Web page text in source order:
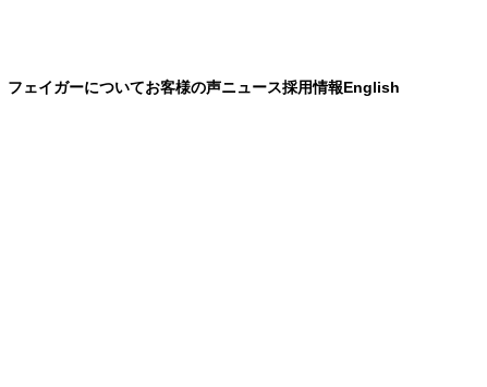
フェイガーについてお客様の声ニュース採用情報English